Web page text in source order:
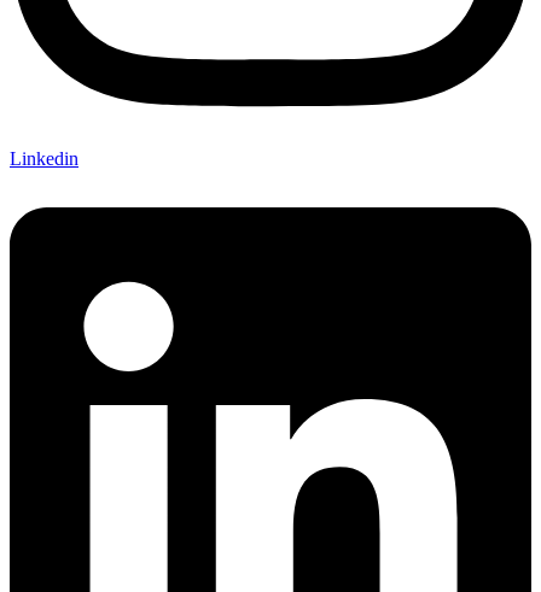
Linkedin